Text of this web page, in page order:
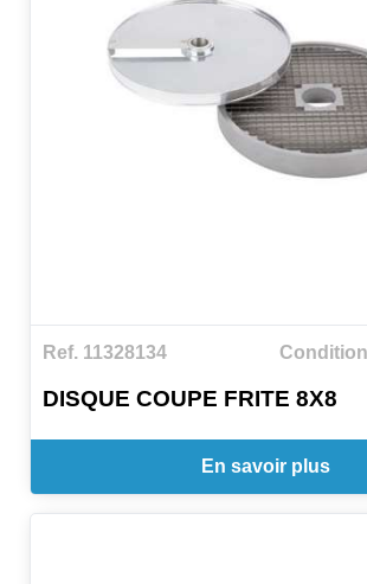
Ref. 11328134
DISQUE COUPE FRITE 8X8
En savoir plus